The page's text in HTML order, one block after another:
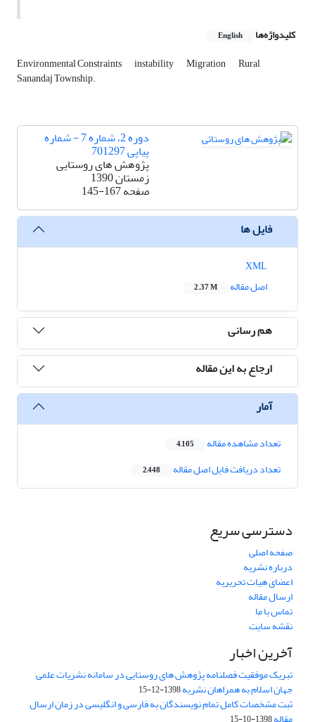
کلیدواژه‌ها English
Environmental Constraints instability Migration Rural
Sanandaj Township.
دوره 2، شماره 7 - شماره
پیاپی 701297
پژوهش های روستایی
زمستان 1390
صفحه145-167
فایل ها
اصل مقاله
2.37 M
هم رسانی
ارجاع به این مقاله
آمار
تعداد مشاهده مقاله 4,105
تعداد دریافت فایل اصل مقاله 2,448
دسترسی سریع
صفحه اصلی
درباره نشریه
اعضای هیات تحریریه
ارسال مقاله
تماس با ما
نقشه سایت
آخرین اخبار
تبریک موفقیت فصلنامه پژوهش های روستایی در سامانه نشریات علمی
جهان اسلام به همراهان نشریه1398-12-15
ثبت مشخصات کامل تمام نویسندگان به فارسی و انگلیسی در زمان ارسال